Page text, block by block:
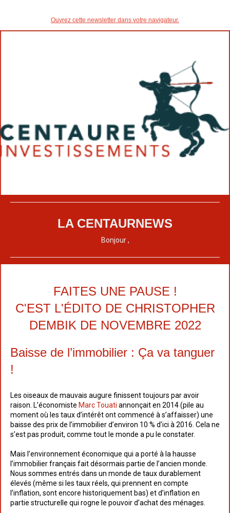
Ouvrez cette newsletter dans votre navigateur.
LA CENTAURNEWS
Bonjour ,
FAITES UNE PAUSE !
C'EST L'ÉDITO DE CHRISTOPHER
DEMBIK DE NOVEMBRE 2022
Baisse de l’immobilier : Ça va tanguer
!
Les oiseaux de mauvais augure finissent toujours par avoir
raison. L’économiste Marc Touati annonçait en 2014 (pile au
moment où les taux d’intérêt ont commencé à s’affaisser) une
baisse des prix de l’immobilier d’environ 10 % d’ici à 2016. Cela ne
s’est pas produit, comme tout le monde a pu le constater.
Mais l’environnement économique qui a porté à la hausse
l’immobilier français fait désormais partie de l’ancien monde.
Nous sommes entrés dans un monde de taux durablement
élevés (même si les taux réels, qui prennent en compte
l’inflation, sont encore historiquement bas) et d’inflation en
partie structurelle qui rogne le pouvoir d’achat des ménages.